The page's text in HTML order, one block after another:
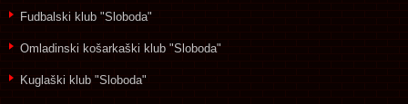
Fudbalski klub "Sloboda"
Omladinski košarkaški klub "Sloboda"
Kuglaški klub "Sloboda"